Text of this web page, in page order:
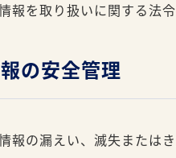
報を取り扱いに関する法
の安全管理
報の漏えい、滅失または